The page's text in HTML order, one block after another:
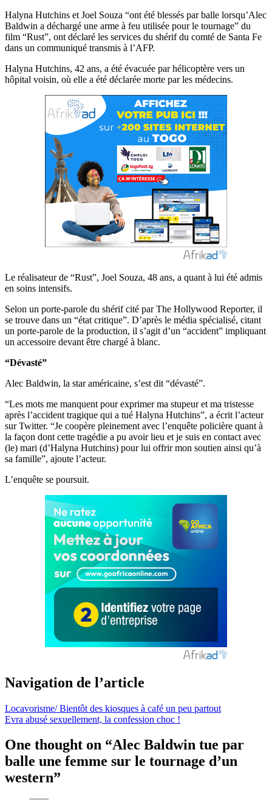
Halyna Hutchins et Joel Souza “ont été blessés par balle lorsqu’Alec
Baldwin a déchargé une arme à feu utilisée pour le tournage” du
film “Rust”, ont déclaré les services du shérif du comté de Santa Fe
dans un communiqué transmis à l’AFP.
Halyna Hutchins, 42 ans, a été évacuée par hélicoptère vers un
hôpital voisin, où elle a été déclarée morte par les médecins.
Le réalisateur de “Rust”, Joel Souza, 48 ans, a quant à lui été admis
en soins intensifs.
Selon un porte-parole du shérif cité par The Hollywood Reporter, il
se trouve dans un “état critique”. D’après le média spécialisé, citant
un porte-parole de la production, il s’agit d’un “accident” impliquant
un accessoire devant être chargé à blanc.
“Dévasté”
Alec Baldwin, la star américaine, s’est dit “dévasté”.
“Les mots me manquent pour exprimer ma stupeur et ma tristesse
après l’accident tragique qui a tué Halyna Hutchins”, a écrit l’acteur
sur Twitter. “Je coopère pleinement avec l’enquête policière quant à
la façon dont cette tragédie a pu avoir lieu et je suis en contact avec
(le) mari (d’Halyna Hutchins) pour lui offrir mon soutien ainsi qu’à
sa famille”, ajoute l’acteur.
L’enquête se poursuit.
Navigation de l’article
Locavorisme/ Bientôt des kiosques à café un peu partout
Evra abusé sexuellement, la confession choc !
One thought on “Alec Baldwin tue par
balle une femme sur le tournage d’un
western”